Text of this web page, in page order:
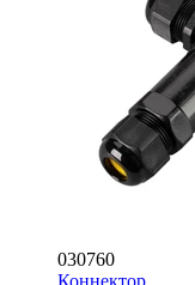
030760
Коннектор